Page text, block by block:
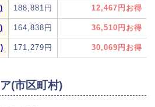
188,881円 12,467円
164,838円 36,510円
171,279円 30,069円
(市区町村)